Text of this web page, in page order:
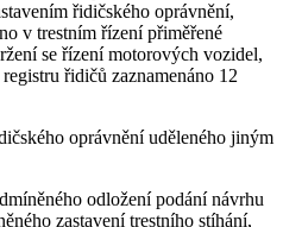
řidičského oprávnění,
v trestním řízení přiměřené
se řízení motorových vozidel,
řidičů zaznamenáno 12
oprávnění uděleného jiným
odložení podání návrhu
zastavení trestního stíhání,